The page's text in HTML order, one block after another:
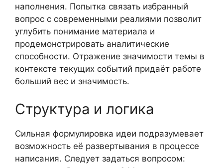
наполнения. Попытка связать избранный
вопрос с современными реалиями позволит
углубить понимание материала и
продемонстрировать аналитические
способности. Отражение значимости темы в
контексте текущих событий придаёт работе
больший вес и значимость.
Структура и логика
Сильная формулировка идеи подразумевает
возможность её развертывания в процессе
написания. Следует задаться вопросом: